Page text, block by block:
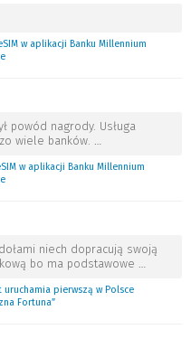
w aplikacji Banku Millennium
powód nagrody. Usługa
wiele banków. …
w aplikacji Banku Millennium
niech dopracują swoją
bo ma podstawowe …
uruchamia pierwszą w Polsce
Fortuna”